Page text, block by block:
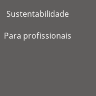
Sustentabilidade
Para profissionais